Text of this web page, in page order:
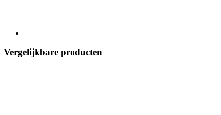
Vergelijkbare producten